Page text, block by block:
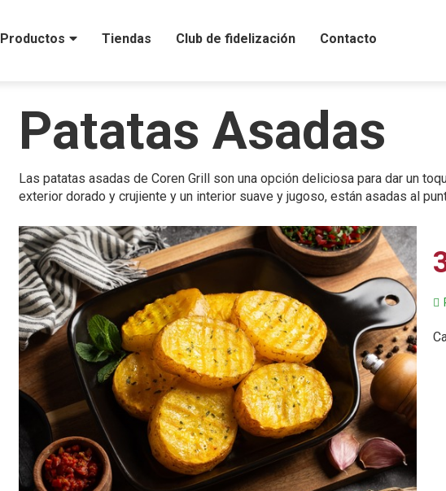
Productos Tiendas Club de fidelización Contacto
Patatas Asadas
Las patatas asadas de Coren Grill son una opción deliciosa para dar un
exterior dorado y crujiente y un interior suave y jugoso, están asadas al